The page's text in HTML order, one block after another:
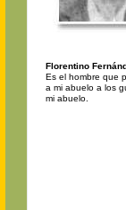
Florentino
Es el hombre que
a mi abuelo a los
mi abuelo.